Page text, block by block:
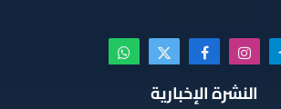
الانستغرامفيسبوكX
(Twitter)
واتساب
النشرة الإخبارية